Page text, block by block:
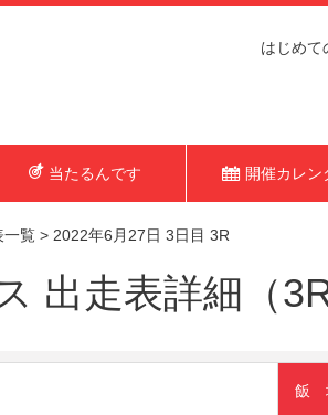
はじめて
当たるんです 開催カレン
一覧 > 2022年6月27日 3日目 3R
出走表詳細（
飯